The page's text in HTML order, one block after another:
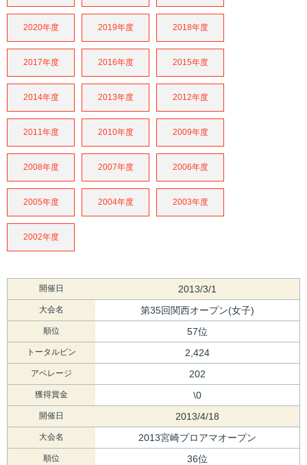
2020年度 2019年度 2018年度
2017年度 2016年度 2015年度
2014年度 2013年度 2012年度
2011年度 2010年度 2009年度
2008年度 2007年度 2006年度
2005年度 2004年度 2003年度
2002年度
開催日 2013/3/1
大会名 第35回関西オープン(女子)
順位 57位
トータルピン 2,424
アベレージ 202
獲得賞金 \0
開催日 2013/4/18
大会名 2013宮崎プロアマオープン
順位 36位